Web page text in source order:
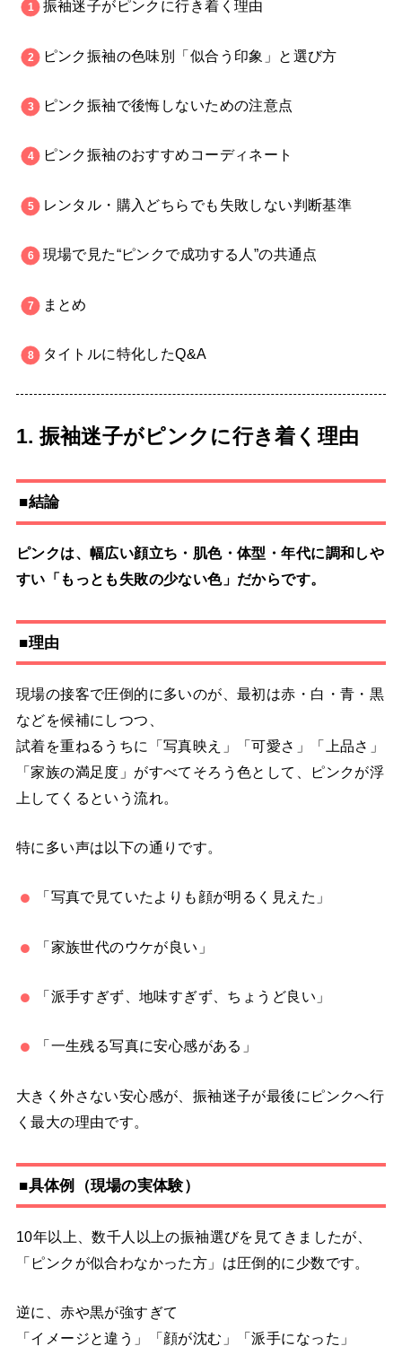
振袖迷子がピンクに行き着く理由
ピンク振袖の色味別「似合う印象」と選び方
ピンク振袖で後悔しないための注意点
ピンク振袖のおすすめコーディネート
レンタル・購入どちらでも失敗しない判断基準
現場で見た“ピンクで成功する人”の共通点
まとめ
タイトルに特化したQ&A
1. 振袖迷子がピンクに行き着く理由
■結論
ピンクは、幅広い顔立ち・肌色・体型・年代に調和しや
すい「もっとも失敗の少ない色」だからです。
■理由
現場の接客で圧倒的に多いのが、最初は赤・白・青・黒
などを候補にしつつ、
試着を重ねるうちに「写真映え」「可愛さ」「上品さ」
「家族の満足度」がすべてそろう色として、ピンクが浮
上してくるという流れ。
特に多い声は以下の通りです。
「写真で見ていたよりも顔が明るく見えた」
「家族世代のウケが良い」
「派手すぎず、地味すぎず、ちょうど良い」
「一生残る写真に安心感がある」
大きく外さない安心感が、振袖迷子が最後にピンクへ行
く最大の理由です。
■具体例（現場の実体験）
10年以上、数千人以上の振袖選びを見てきましたが、
「ピンクが似合わなかった方」は圧倒的に少数です。
逆に、赤や黒が強すぎて
「イメージと違う」「顔が沈む」「派手になった」